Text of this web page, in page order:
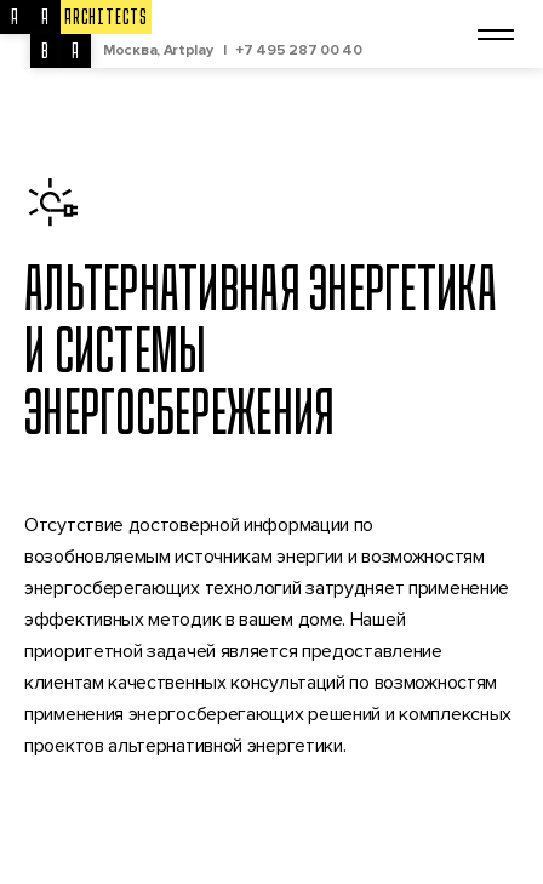
A
A
B
A
ARCHITECTS
Москва, Artplay | +7 495 287 00 40
АЛЬТЕРНАТИВНАЯ ЭНЕРГЕТИКА
И СИСТЕМЫ
ЭНЕРГОСБЕРЕЖЕНИЯ
Отсутствие достоверной информации по
возобновляемым источникам энергии и возможностям
энергосберегающих технологий затрудняет применение
эффективных методик в вашем доме. Нашей
приоритетной задачей является предоставление
клиентам качественных консультаций по возможностям
применения энергосберегающих решений и комплексных
проектов альтернативной энергетики.